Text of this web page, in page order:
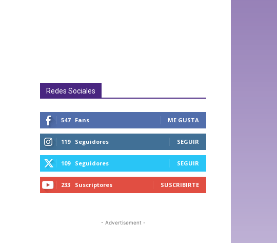
Redes Sociales
547 Fans ME GUSTA
119 Seguidores SEGUIR
109 Seguidores SEGUIR
233 Suscriptores SUSCRIBIRTE
- Advertisement -